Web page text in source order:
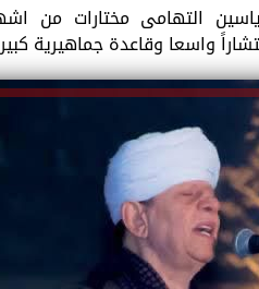
التهامى مختارات من
واسعا وقاعدة جماهيرية